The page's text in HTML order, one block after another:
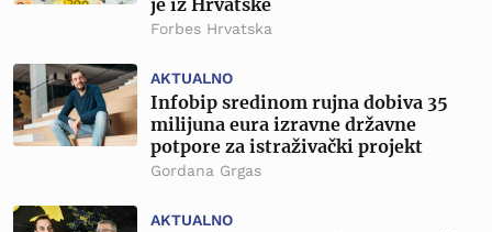
je iz Hrvatske
Forbes Hrvatska
AKTUALNO
Infobip sredinom rujna dobiva 35
milijuna eura izravne državne
potpore za istraživački projekt
Gordana Grgas
AKTUALNO